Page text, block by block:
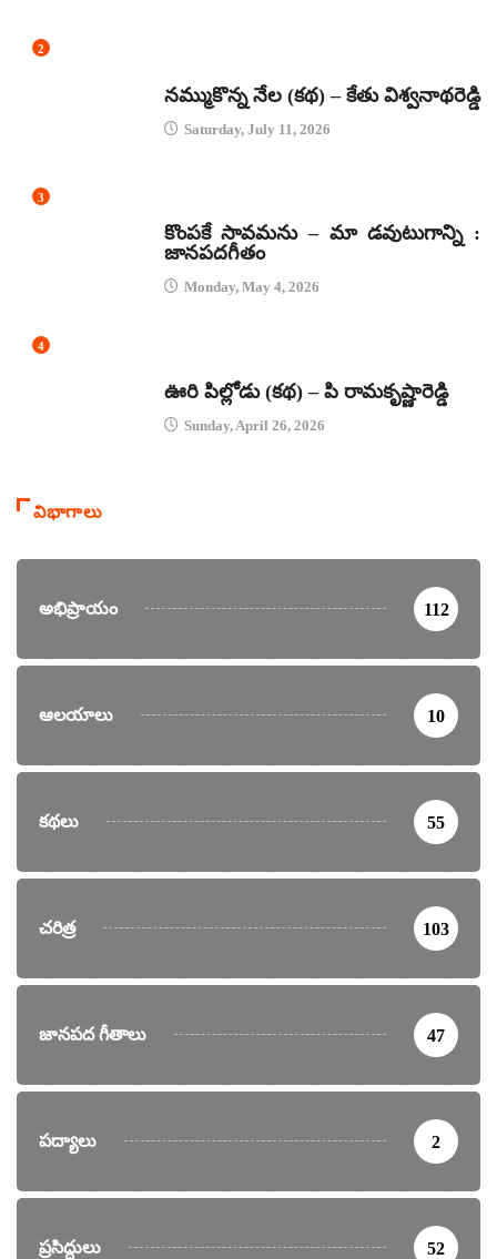
2
నమ్ముకొన్న నేల (కథ) – కేతు విశ్వనాథరెడ్డి
Saturday, July 11, 2026
3
కొంపకే సావమను – మా డవుటుగాన్ని :
జానపదగీతం
Monday, May 4, 2026
4
ఊరి పిల్లోడు (కథ) – పి రామకృష్ణారెడ్డి
Sunday, April 26, 2026
విభాగాలు
అభిప్రాయం 112
ఆలయాలు 10
కథలు 55
చరిత్ర 103
జానపద గీతాలు 47
పద్యాలు 2
ప్రసిద్ధులు 52